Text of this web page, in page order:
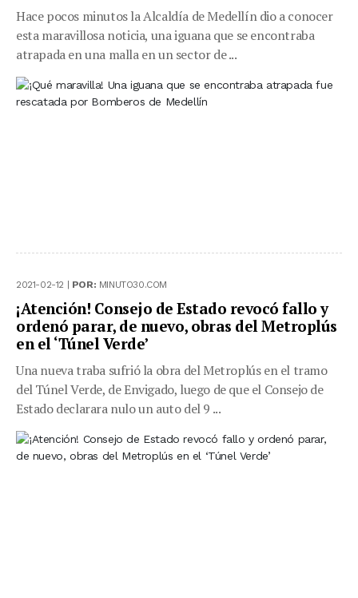
Hace pocos minutos la Alcaldía de Medellín dio a conocer
esta maravillosa noticia, una iguana que se encontraba
atrapada en una malla en un sector de ...
2021-02-12 | POR: MINUTO30.COM
¡Atención! Consejo de Estado revocó fallo y
ordenó parar, de nuevo, obras del Metroplús
en el ‘Túnel Verde’
Una nueva traba sufrió la obra del Metroplús en el tramo
del Túnel Verde, de Envigado, luego de que el Consejo de
Estado declarara nulo un auto del 9 ...